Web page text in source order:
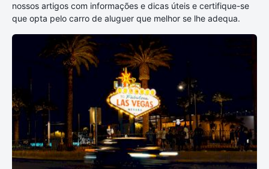
nossos artigos com informações e dicas úteis e certifique-se
que opta pelo carro de aluguer que melhor se lhe adequa.